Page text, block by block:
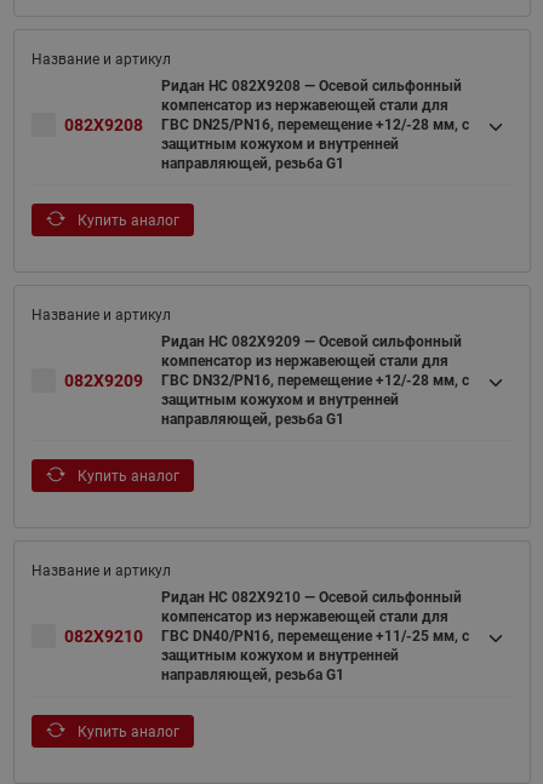
082X9208
Ридан НС 082X9208 — Осевой сильфонный
компенсатор из нержавеющей стали для
ГВС DN25/PN16, перемещение +12/-28 мм, с
защитным кожухом и внутренней
направляющей, резьба G1
Купить аналог
082X9209
Ридан НС 082X9209 — Осевой сильфонный
компенсатор из нержавеющей стали для
ГВС DN32/PN16, перемещение +12/-28 мм, с
защитным кожухом и внутренней
направляющей, резьба G1
Купить аналог
082X9210
Ридан НС 082X9210 — Осевой сильфонный
компенсатор из нержавеющей стали для
ГВС DN40/PN16, перемещение +11/-25 мм, с
защитным кожухом и внутренней
направляющей, резьба G1
Купить аналог